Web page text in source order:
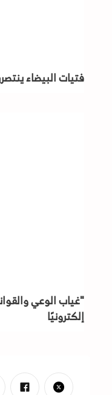
فتيات البيضاء
"غياب الوعي
إلكترونيًا